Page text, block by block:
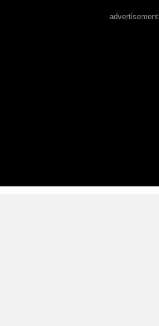
advertisement